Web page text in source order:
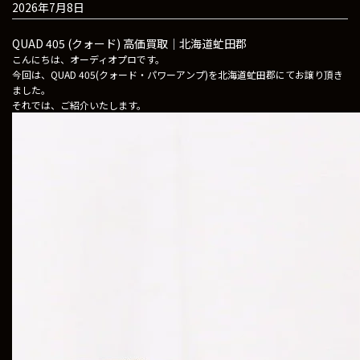
2026年7月8日
QUAD 405 (クォード) 高価買取｜北海道虻田郡
こんにちは、オーディオプロです。
今回は、QUAD 405(クォード・パワーアンプ)を北海道虻田郡にてお譲り頂き
ました。
それでは、ご紹介いたします。